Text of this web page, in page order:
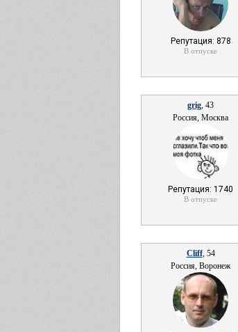
Репутация: 878
В отпуске
grig, 43
Россия, Москва
Репутация: 1740
В отпуске
Cliff, 54
Россия, Воронеж